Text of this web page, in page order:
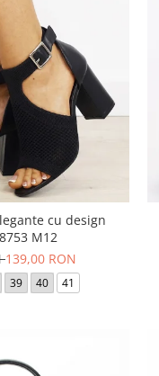
cu design
M12
139,00 RON
39 40 41